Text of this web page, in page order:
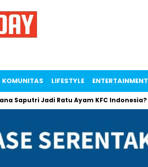
KOMUNITAS LIFESTYLE ENTERTAINMENT
Jadi Ratu Ayam KFC Indonesia?